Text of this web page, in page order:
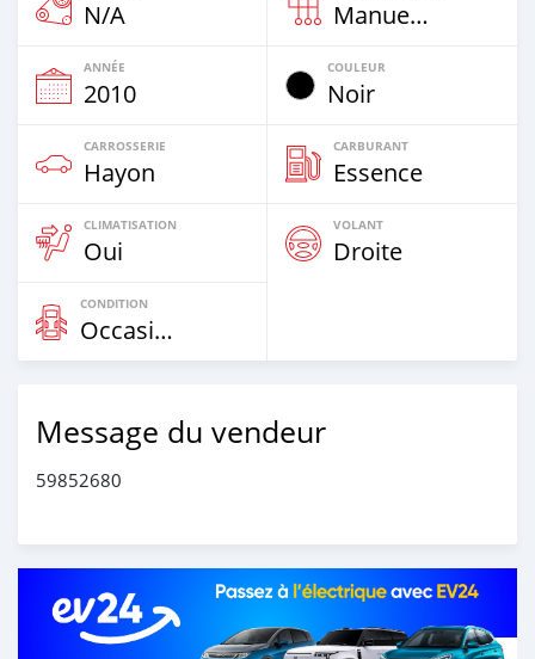
N/A Manuelle
ANNÉE
2010
COULEUR
Noir
CARROSSERIE
Hayon
CARBURANT
Essence
CLIMATISATION
Oui
VOLANT
Droite
CONDITION
Occasion
Message du vendeur
59852680